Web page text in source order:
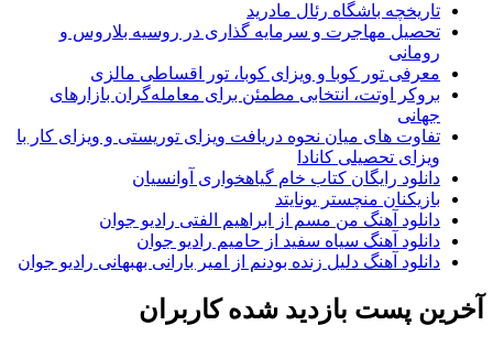
تاریخچه باشگاه رئال مادرید
تحصیل مهاجرت و سرمایه گذاری در روسیه بلاروس و
رومانی
معرفی تور کوبا و ویزای کوبا، تور اقساطی مالزی
بروکر اوتت، انتخابی مطمئن برای معامله‌گران بازارهای
جهانی
تفاوت های میان نحوه دریافت ویزای توریستی و ویزای کار با
ویزای تحصیلی کانادا
دانلود رایگان کتاب خام گیاهخواری آوانسیان
بازیکنان منچستر یونایتد
دانلود آهنگ من مسم از ابراهیم الفتی رادیو جوان
دانلود آهنگ سیاه سفید از حامیم رادیو جوان
دانلود آهنگ دلیل زنده بودنم از امیر بارانی بهبهانی رادیو جوان
آخرین پست بازدید شده کاربران